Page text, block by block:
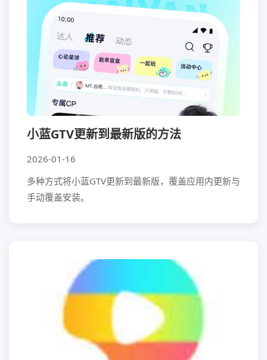
小蓝GTV更新到最新版的方法
2026-01-16
多种方式将小蓝GTV更新到最新版，覆盖应用内更新与
手动覆盖安装。